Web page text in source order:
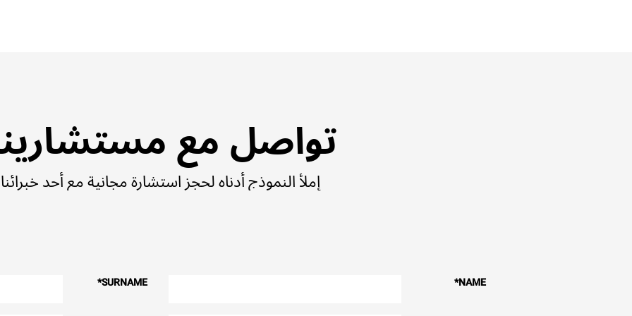
تواصل مع
إملأ النموذج أدناه لحجز استشارة مجانية مع أحد
NAME
*
SURNAME
*